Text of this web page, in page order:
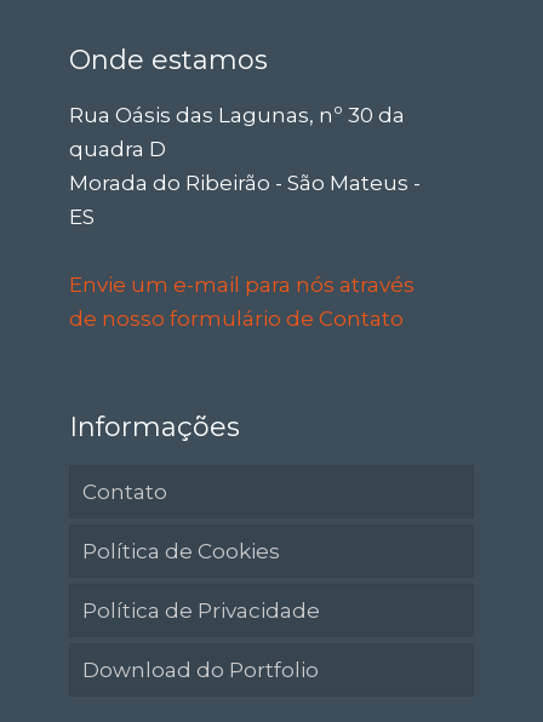
Onde estamos
Rua Oásis das Lagunas, nº 30 da
quadra D
Morada do Ribeirão - São Mateus -
ES
Envie um e-mail para nós através
de nosso formulário de Contato
Informações
Contato
Política de Cookies
Política de Privacidade
Download do Portfolio